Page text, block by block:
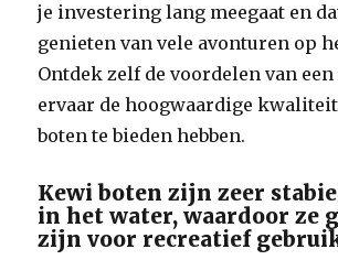
je investering lang meegaat en
genieten van vele avonturen op
Ontdek zelf de voordelen van
ervaar de hoogwaardige kwaliteit
boten te bieden hebben.
Kewi boten zijn zeer
in het water, waardoor ze
zijn voor recreatief